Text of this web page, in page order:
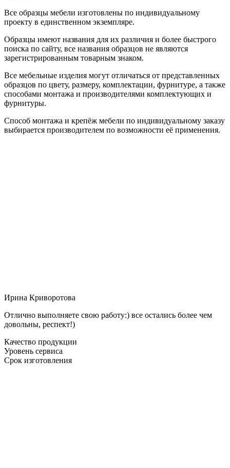
Все образцы мебели изготовлены по индивидуальному
проекту в единственном экземпляре.
Образцы имеют названия для их различия и более быстрого
поиска по сайту, все названия образцов не являются
зарегистрированным товарным знаком.
Все мебельные изделия могут отличаться от представленных
образцов по цвету, размеру, комплектации, фурнитуре, а также
способами монтажа и производителями комплектующих и
фурнитуры.
Способ монтажа и крепёж мебели по индивидуальному заказу
выбирается производителем по возможности её применения.
Ирина Криворотова
Отлично выполняете свою работу:) все остались более чем
довольны, респект!)
Качество продукции
Уровень сервиса
Срок изготовления